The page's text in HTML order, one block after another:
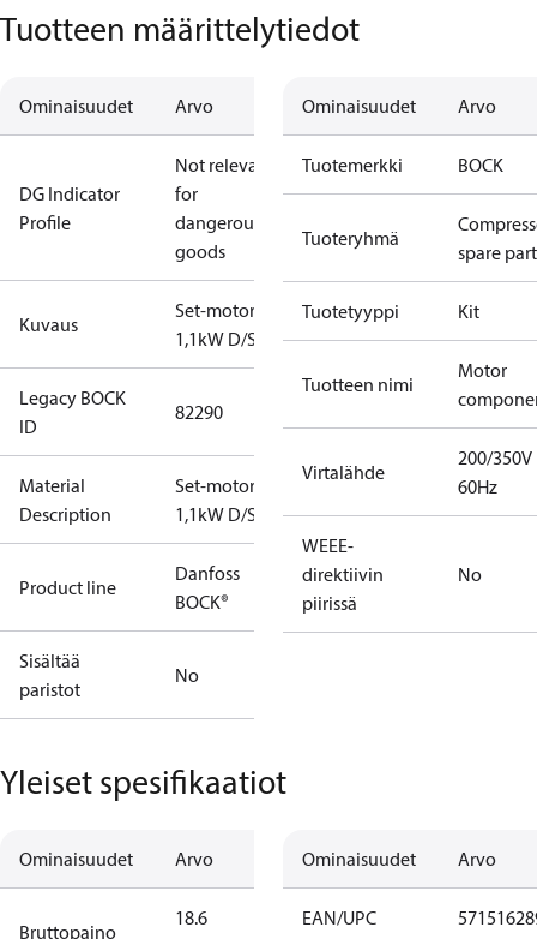
Tuotteen määrittelytiedot
Ominaisuudet Arvo
DG Indicator
Profile
Not relevant
for
dangerous
goods
Kuvaus
Set-motor
1,1kW D/S
Legacy BOCK
ID
82290
Material
Description
Set-motor
1,1kW D/S
Product line
Danfoss
BOCK®
Sisältää
paristot
No
Ominaisuudet Arvo
Tuotemerkki BOCK
Tuoteryhmä
spare
Tuotetyyppi Kit
Tuotteen nimi
Motor
Virtalähde
200/350V
60Hz
WEEE-
direktiivin
piirissä
No
Yleiset spesifikaatiot
Ominaisuudet Arvo
Bruttopaino
18.6
Ominaisuudet Arvo
EAN/UPC